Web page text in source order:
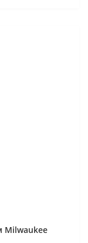
Milwaukee